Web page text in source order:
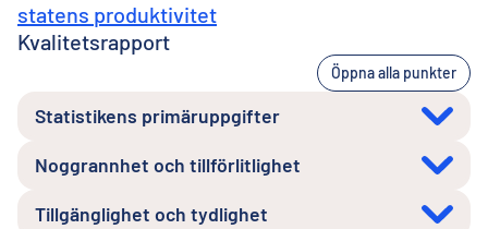
statens produktivitet
Kvalitetsrapport
Öppna alla punkter
Statistikens primäruppgifter
Noggrannhet och tillförlitlighet
Tillgänglighet och tydlighet